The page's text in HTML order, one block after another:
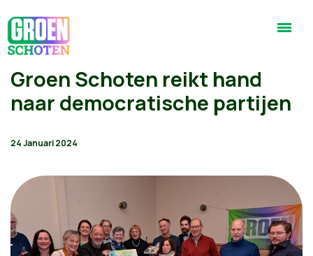
Groen Schoten reikt hand
naar democratische partijen
24 Januari 2024